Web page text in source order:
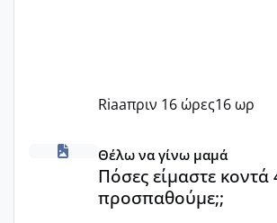
Riaaπριν 16 ώρες16 ωρ
Πόσες είμαστε κοντά 40 και
Θέλω να γίνω μαμά
Πόσες είμαστε κοντά
προσπαθούμε;;